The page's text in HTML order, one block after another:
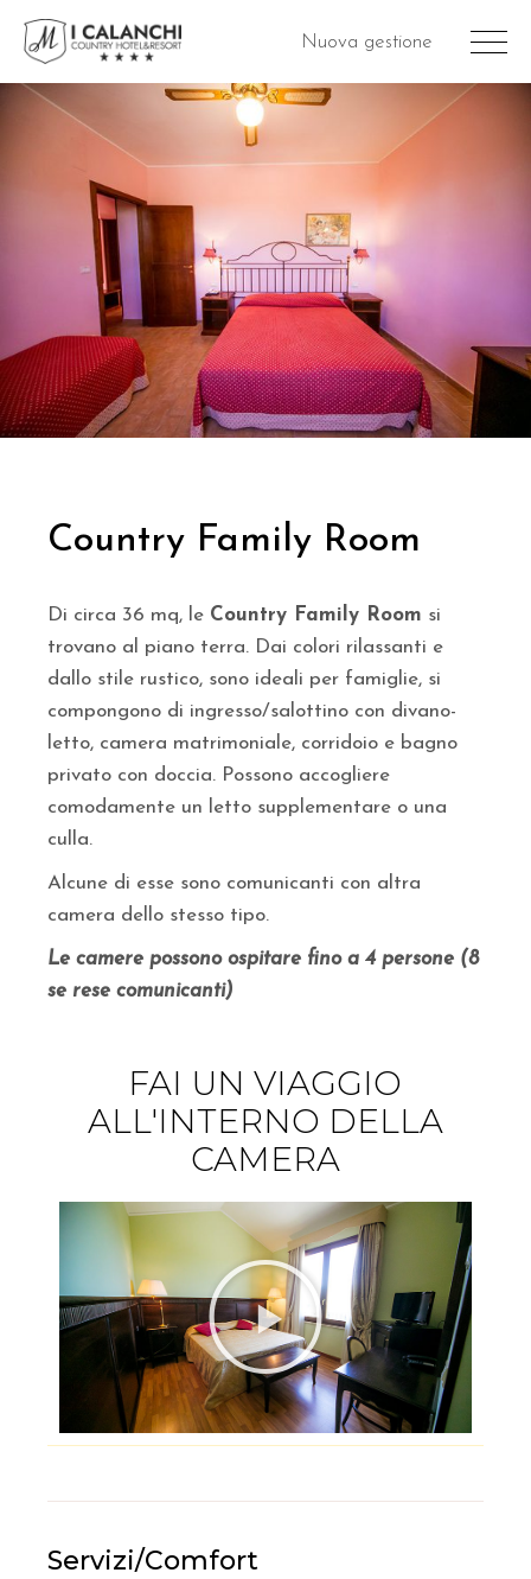
Nuova gestione
Country Family Room
Di circa 36 mq, le Country Family Room si
trovano al piano terra. Dai colori rilassanti e
dallo stile rustico, sono ideali per famiglie, si
compongono di ingresso/salottino con divano-
letto, camera matrimoniale, corridoio e bagno
privato con doccia. Possono accogliere
comodamente un letto supplementare o una
culla.
Alcune di esse sono comunicanti con altra
camera dello stesso tipo.
Le camere possono ospitare fino a 4 persone (8
se rese comunicanti)
FAI UN VIAGGIO
ALL'INTERNO DELLA
CAMERA
Servizi/Comfort